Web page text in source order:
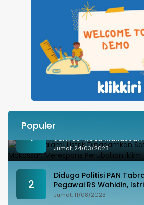
Populer
1
Besok Malam! Listrik
Jam se-Kota Makassar:
Perubahan Iklim
Jumat, 24/03/2023
2
Diduga Politisi PAN
Pegawai RS Wahidin,
Tak Terima
Jumat, 11/08/2023